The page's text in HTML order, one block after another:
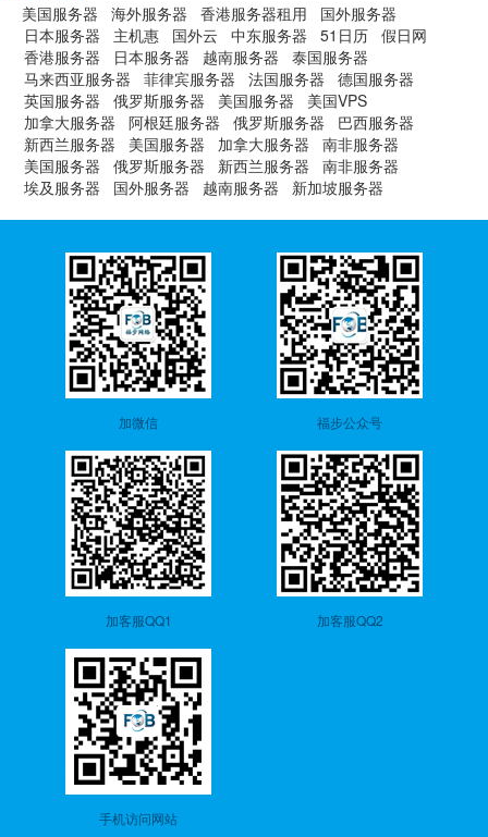
美国服务器 海外服务器 香港服务器租用
国外服务器
日本服务器
主机惠 国外云 中东服务器 51日历 假日网
香港服务器
日本服务器 越南服务器
泰国服务器
马来西亚服务器
菲律宾服务器 法国服务器
德国服务器
英国服务器
俄罗斯服务器 美国服务器
美国VPS
加拿大服务器
阿根廷服务器 俄罗斯服务器
巴西服务器
新西兰服务器
美国服务器 加拿大服务器
南非服务器
美国服务器
俄罗斯服务器 新西兰服务器
南非服务器
埃及服务器
国外服务器 越南服务器 新加坡服务器
加微信 福步公众号
加客服QQ1 加客服QQ2
手机访问网站